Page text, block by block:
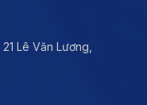
Lê Văn Lương,